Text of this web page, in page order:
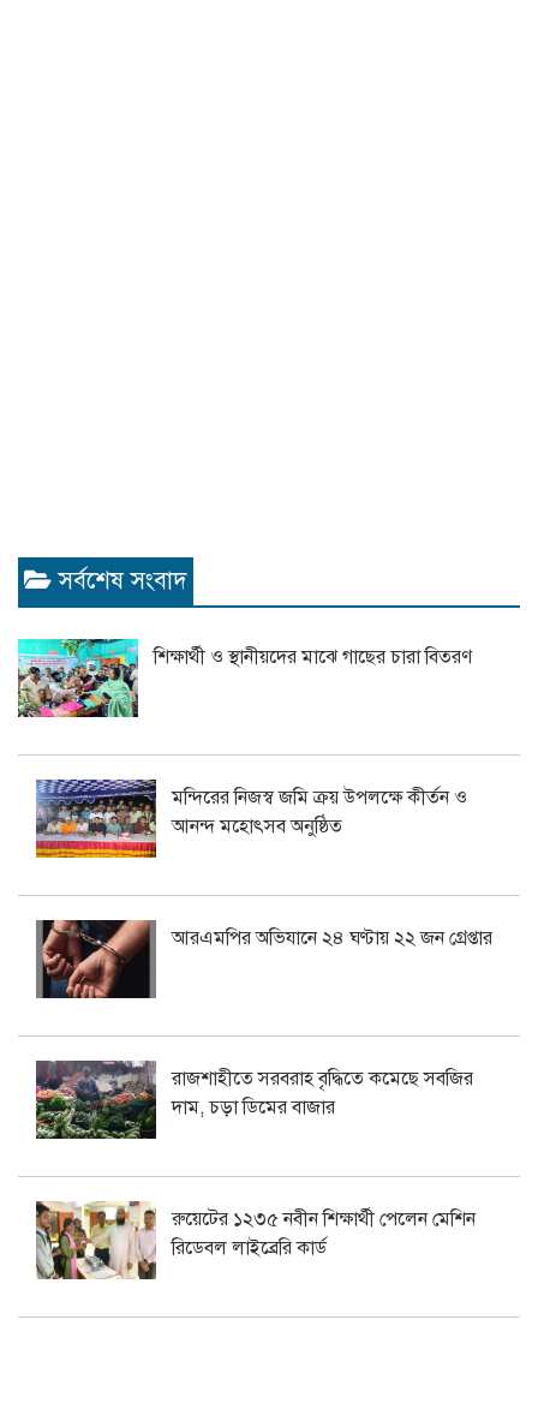
সর্বশেষ সংবাদ
শিক্ষার্থী ও স্থানীয়দের মাঝে গাছের চারা বিতরণ
মন্দিরের নিজস্ব জমি ক্রয় উপলক্ষে কীর্তন ও
আনন্দ মহোৎসব অনুষ্ঠিত
আরএমপির অভিযানে ২৪ ঘণ্টায় ২২ জন গ্রেপ্তার
রাজশাহীতে সরবরাহ বৃদ্ধিতে কমেছে সবজির
দাম, চড়া ডিমের বাজার
রুয়েটের ১২৩৫ নবীন শিক্ষার্থী পেলেন মেশিন
রিডেবল লাইব্রেরি কার্ড